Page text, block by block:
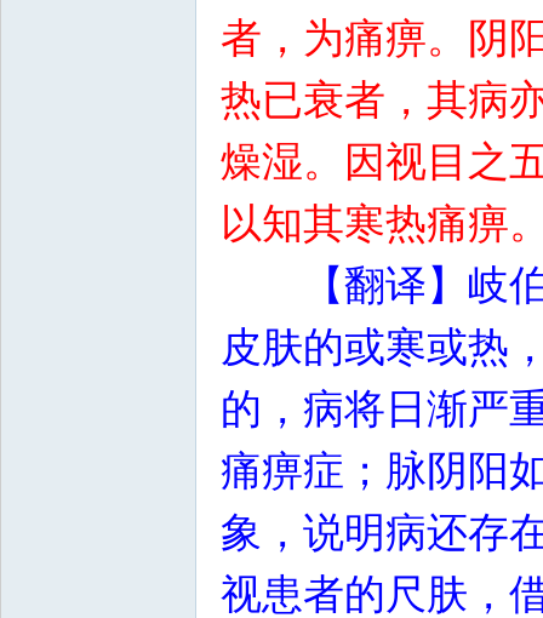
者，为痛痹。阴
热已衰者，其病
燥湿。因视目之
以知其寒热痛痹
【翻译】岐
皮肤的或寒或热
的，病将日渐严
痛痹症；脉阴阳
象，说明病还存
视患者的尺肤，